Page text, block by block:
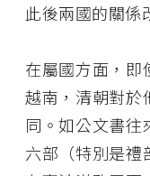
此後兩國的關係
在屬國方面，即
越南，清朝對於
同。如公文書往
六部（特別是禮